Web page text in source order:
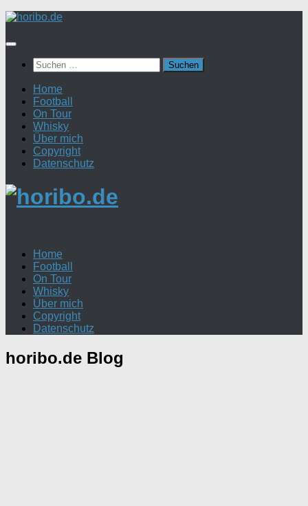
Zum
springen
Suchen
nach:
Home
Football
On Tour
Whisky
Über mich
Copyright
Datenschutz
Home
Football
On Tour
Whisky
Über mich
Copyright
Datenschutz
horibo.de Blog